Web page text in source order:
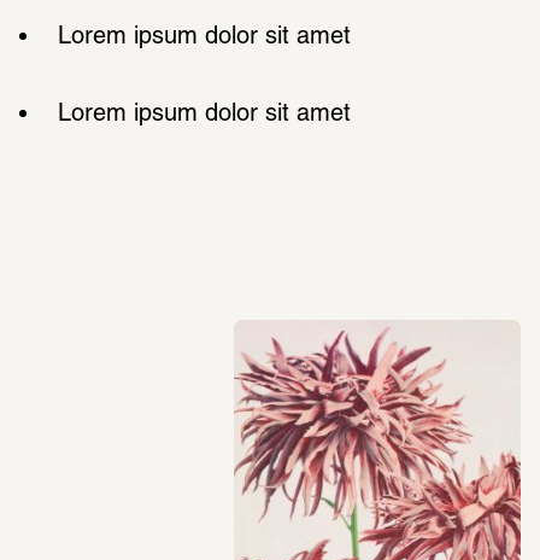
Lorem ipsum dolor sit amet
Lorem ipsum dolor sit amet